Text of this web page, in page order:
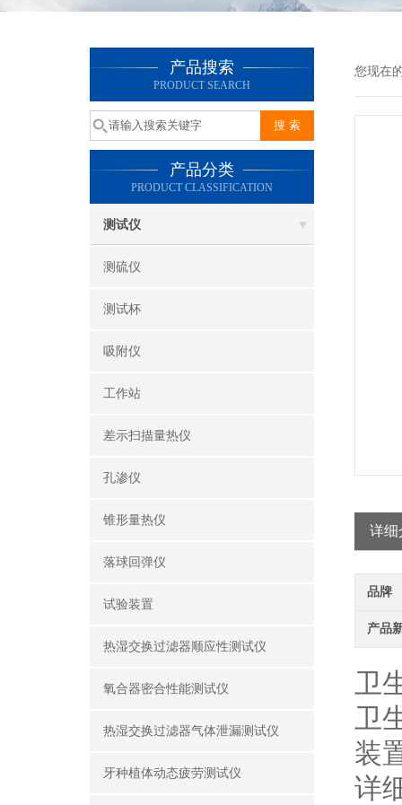
产品搜索
PRODUCT SEARCH
产品分类
PRODUCT CLASSIFICATION
测试仪
测硫仪
测试杯
吸附仪
工作站
差示扫描量热仪
孔渗仪
锥形量热仪
落球回弹仪
试验装置
热湿交换过滤器顺应性测试仪
氧合器密合性能测试仪
热湿交换过滤器气体泄漏测试仪
牙种植体动态疲劳测试仪
您现在
详细
品牌
产品
卫
卫
装
详